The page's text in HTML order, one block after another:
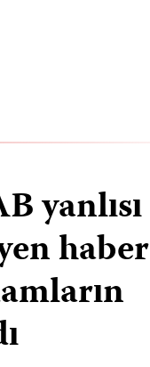
yanlısı
haber